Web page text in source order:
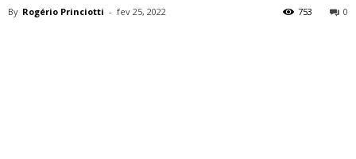
By Rogério Princiotti - fev 25, 2022 0
753